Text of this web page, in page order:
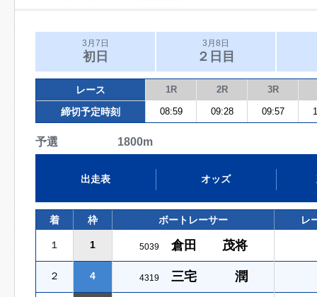
3月7日
初日
3月8日
２日目
レース 1R 2R 3R
締切予定時刻 08:59 09:28 09:57
予選 1800m
出走表 オッズ
着 枠 ボートレーサー レ
１ 1 5039 倉田 茂将
２ 4 4319 三宅 潤